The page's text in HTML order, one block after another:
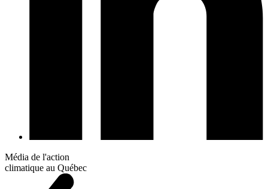
Média de l'action
climatique au Québec